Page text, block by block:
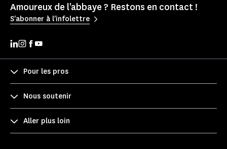
Amoureux de l'abbaye ? Restons en contact !
S'abonner à l'infolettre
Pour les pros
Nous soutenir
Aller plus loin